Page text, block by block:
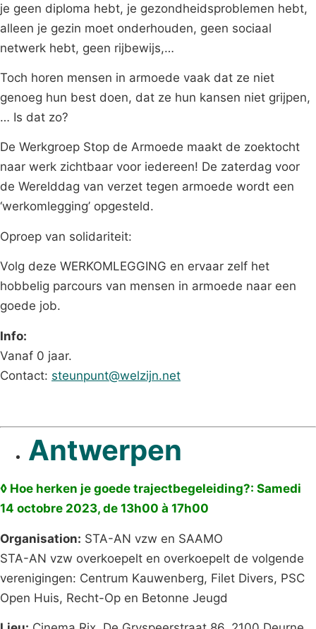
je geen diploma hebt, je gezondheidsproblemen hebt,
alleen je gezin moet onderhouden, geen sociaal
netwerk hebt, geen rijbewijs,…
Toch horen mensen in armoede vaak dat ze niet
genoeg hun best doen, dat ze hun kansen niet grijpen,
… Is dat zo?
De Werkgroep Stop de Armoede maakt de zoektocht
naar werk zichtbaar voor iedereen! De zaterdag voor
de Werelddag van verzet tegen armoede wordt een
‘werkomlegging’ opgesteld.
Oproep van solidariteit:
Volg deze WERKOMLEGGING en ervaar zelf het
hobbelig parcours van mensen in armoede naar een
goede job.
Info:
Vanaf 0 jaar.
Contact: steunpunt@welzijn.net
Antwerpen
◊ Hoe herken je goede trajectbegeleiding?: Samedi
14 octobre 2023, de 13h00 à 17h00
Organisation: STA-AN vzw en SAAMO
STA-AN vzw overkoepelt en overkoepelt de volgende
verenigingen: Centrum Kauwenberg, Filet Divers, PSC
Open Huis, Recht-Op en Betonne Jeugd